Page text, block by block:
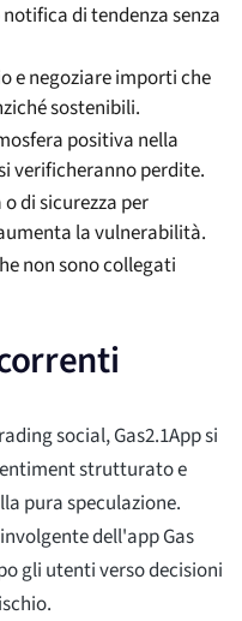
di tendenza senza
e negoziare importi che
sostenibili.
positiva nella
verificheranno perdite.
di sicurezza per
la vulnerabilità.
non sono collegati
social, Gas2.1App si
strutturato e
pura speculazione.
dell'app Gas
gli utenti verso decisioni